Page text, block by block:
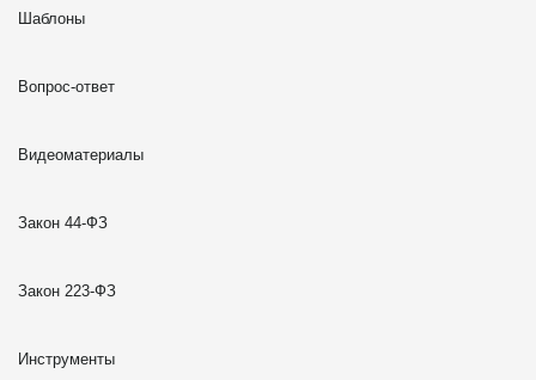
Шаблоны
Вопрос-ответ
Видеоматериалы
Закон 44-ФЗ
Закон 223-ФЗ
Инструменты